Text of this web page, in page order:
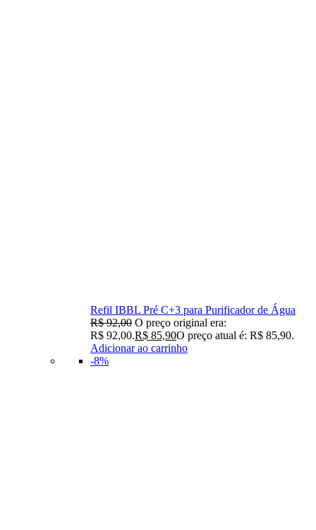
Refil IBBL Pré C+3 para Purificador de Água
R$92,00 O preço original era:
R$ 92,00.R$ 85,90O preço atual é: R$ 85,90.
Adicionar ao carrinho
-8%